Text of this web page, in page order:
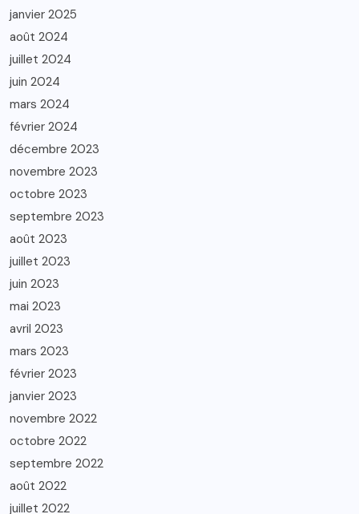
janvier 2025
août 2024
juillet 2024
juin 2024
mars 2024
février 2024
décembre 2023
novembre 2023
octobre 2023
septembre 2023
août 2023
juillet 2023
juin 2023
mai 2023
avril 2023
mars 2023
février 2023
janvier 2023
novembre 2022
octobre 2022
septembre 2022
août 2022
juillet 2022